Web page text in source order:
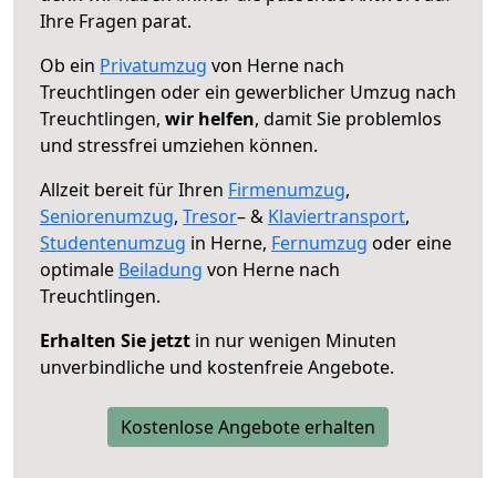
Ihre Fragen parat.
Ob ein Privatumzug von Herne nach
Treuchtlingen oder ein gewerblicher Umzug nach
Treuchtlingen, wir helfen, damit Sie problemlos
und stressfrei umziehen können.
Allzeit bereit für Ihren Firmenumzug,
Seniorenumzug, Tresor– & Klaviertransport,
Studentenumzug in Herne, Fernumzug oder eine
optimale Beiladung von Herne nach
Treuchtlingen.
Erhalten Sie jetzt in nur wenigen Minuten
unverbindliche und kostenfreie Angebote.
Kostenlose Angebote erhalten